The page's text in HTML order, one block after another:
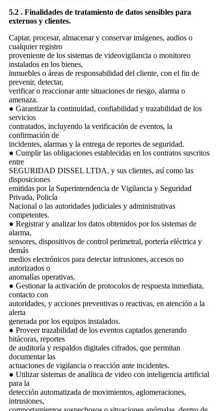
5.2 . Finalidades de tratamiento de datos sensibles para
externos y clientes.
Captar, procesar, almacenar y conservar imágenes, audios o
cualquier registro
proveniente de los sistemas de videovigilancia o monitoreo
instalados en los bienes,
inmuebles o áreas de responsabilidad del cliente, con el fin de
prevenir, detectar,
verificar o reaccionar ante situaciones de riesgo, alarma o
amenaza.
● Garantizar la continuidad, confiabilidad y trazabilidad de los
servicios
contratados, incluyendo la verificación de eventos, la
confirmación de
incidentes, alarmas y la entrega de reportes de seguridad.
● Cumplir las obligaciones establecidas en los contratos suscritos
entre
SEGURIDAD DISSEL LTDA, y sus clientes, así como las
disposiciones
emitidas por la Superintendencia de Vigilancia y Seguridad
Privada, Policía
Nacional o las autoridades judiciales y administrativas
competentes.
● Registrar y analizar los datos obtenidos por los sistemas de
alarma,
sensores, dispositivos de control perimetral, portería eléctrica y
demás
medios electrónicos para detectar intrusiones, accesos no
autorizados o
anomalías operativas.
● Gestionar la activación de protocolos de respuesta inmediata,
contacto con
autoridades, y acciones preventivas o reactivas, en atención a la
alerta
generada por los equipos instalados.
● Proveer trazabilidad de los eventos captados generando
bitácoras, reportes
de auditoría y respaldos digitales cifrados, que permitan
documentar las
actuaciones de vigilancia o reacción ante incidentes.
● Utilizar sistemas de analítica de video con inteligencia artificial
para la
detección automatizada de movimientos, aglomeraciones,
intrusiones,